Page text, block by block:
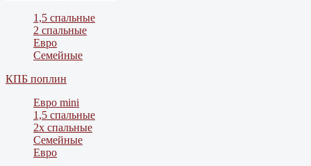
1,5 спальные
2 спальные
Евро
Семейные
КПБ поплин
Евро mini
1,5 спальные
2х спальные
Семейные
Евро